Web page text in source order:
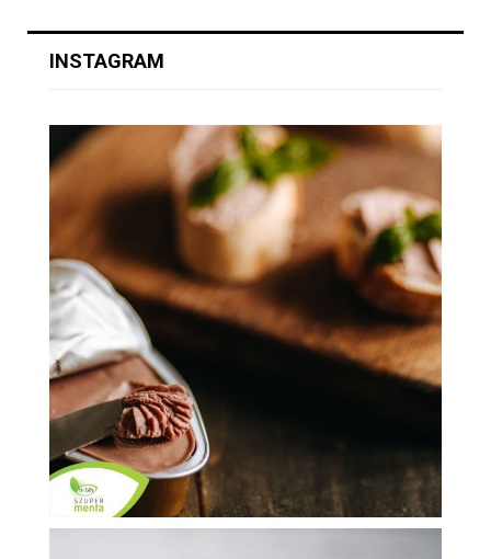
INSTAGRAM